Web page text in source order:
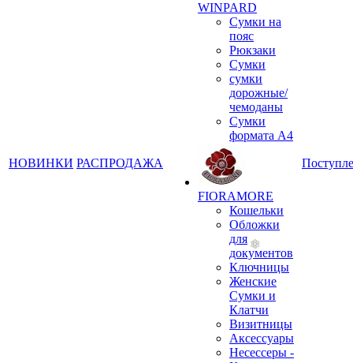
НОВИНКИ РАСПРОДАЖА
WINPARD
Сумки на
пояс
Рюкзаки
Сумки
сумки
дорожные/
чемоданы
Сумки
формата А4
FIORAMORE
Кошельки
Обложки
для
документов
Ключницы
Женские
Сумки и
Клатчи
Визитницы
Аксессуары
Несессеры -